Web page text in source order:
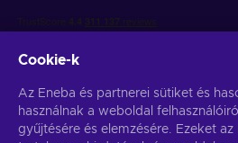
Cookie-k
Az Eneba és partnerei sütiket és
használnak a weboldal
gyűjtésére és elemzésére. Ezeket